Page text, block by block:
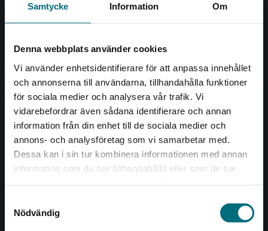
Samtycke Information Om
Denna webbplats använder cookies
Vi använder enhetsidentifierare för att anpassa innehållet
och annonserna till användarna, tillhandahålla funktioner
för sociala medier och analysera vår trafik. Vi
vidarebefordrar även sådana identifierare och annan
information från din enhet till de sociala medier och
annons- och analysföretag som vi samarbetar med.
Dessa kan i sin tur kombinera informationen med annan
information som du har tillhandahållit eller som de har
Nödvändig
Begränsad fraktregion
Det verkar som att du besöker
Sverige. För att kunna slutföra ett köp måste
Nypon och Vilja förlag ger ut böcker som väcker läslust
såväl barn som vuxna.
Nypon och Vilja förlag är en del av Studentlitteratur.
Kontakta oss
Kontakta oss
046-31 20 00
Box 141
Besöksadress:
Åkergränden 1